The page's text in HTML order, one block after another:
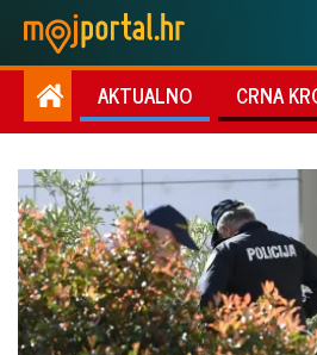
AKTUALNO CRNA